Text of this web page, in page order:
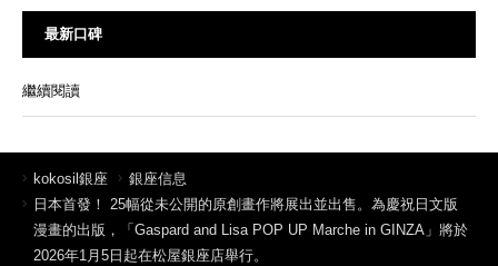
最新口碑
繼續閱讀
kokosil銀座
銀座信息
日本首發！ 25幅從未公開的原創畫作將展出並出售。為慶祝日文版
漫畫的出版，「Gaspard and Lisa POP UP Marche in GINZA」將於
2026年1月5日起在松屋銀座店舉行。